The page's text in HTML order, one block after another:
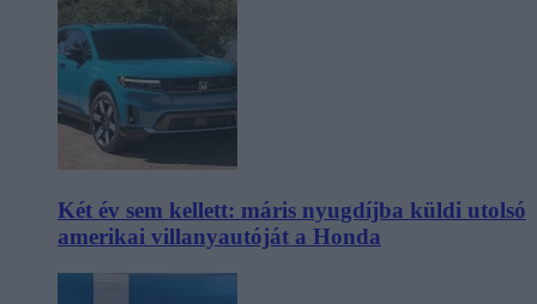
Két év sem kellett: máris nyugdíjba küldi utolsó
amerikai villanyautóját a Honda